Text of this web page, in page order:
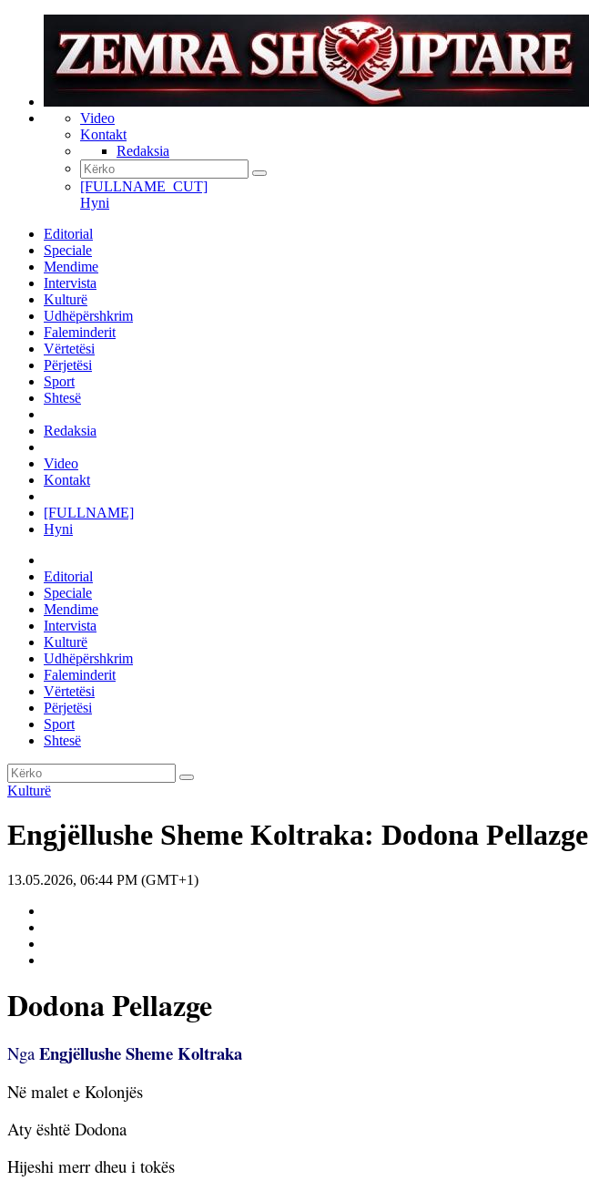
Video
Kontakt
Redaksia
[FULLNAME_CUT]
Hyni
Editorial
Speciale
Mendime
Intervista
Kulturë
Udhëpërshkrim
Faleminderit
Vërtetësi
Përjetësi
Sport
Shtesë
Redaksia
Video
Kontakt
[FULLNAME]
Hyni
Editorial
Speciale
Mendime
Intervista
Kulturë
Udhëpërshkrim
Faleminderit
Vërtetësi
Përjetësi
Sport
Shtesë
Kulturë
Engjëllushe Sheme Koltraka: Dodona Pellazge
13.05.2026, 06:44 PM (GMT+1)
Dodona Pellazge
Nga Engjëllushe Sheme Koltraka
Në malet e Kolonjës
Aty është Dodona
Hijeshi merr dheu i tokës